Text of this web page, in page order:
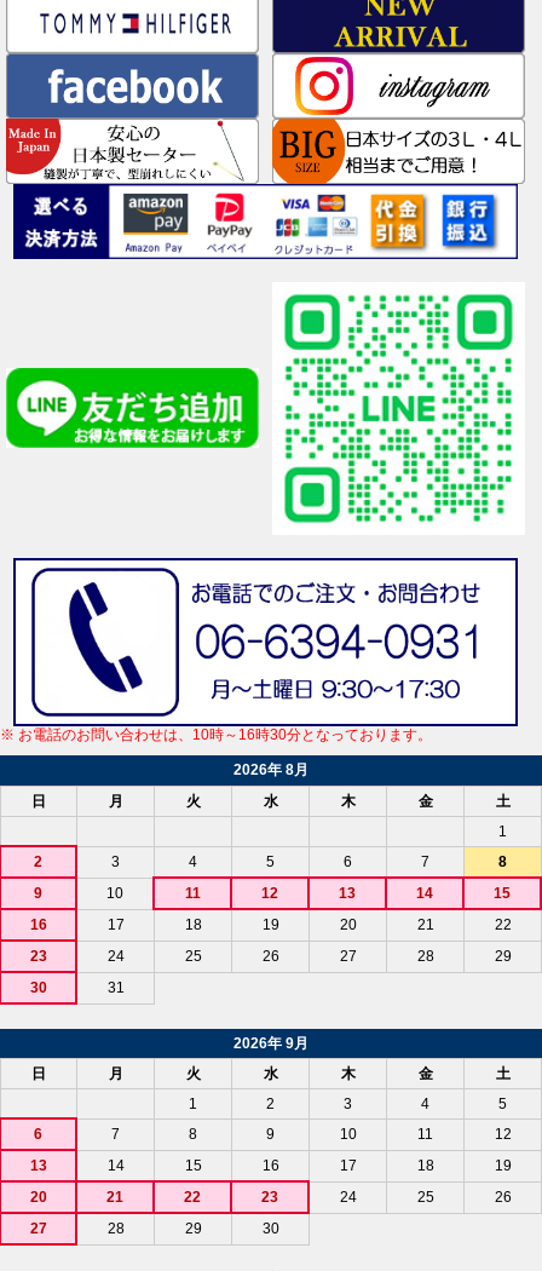
※ お電話のお問い合わせは、10時～16時30分となっております。
2026年 8月
日
月 火 水 木 金
土
1
2
3 4 5 6 7
8
9
10 11 12 13 14
15
16
17 18 19 20 21
22
23
24 25 26 27 28
29
30
31
2026年 9月
日
月 火 水 木 金
土
1
2 3 4
5
6
7 8 9 10 11
12
13
14 15 16 17 18
19
20
21 22 23 24 25
26
27
28 29 30